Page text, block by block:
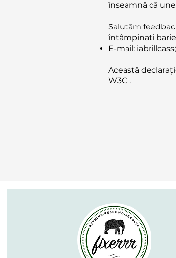
înseamnă că
Salutăm
întâmpinați
E-mail:
Această
W3C .